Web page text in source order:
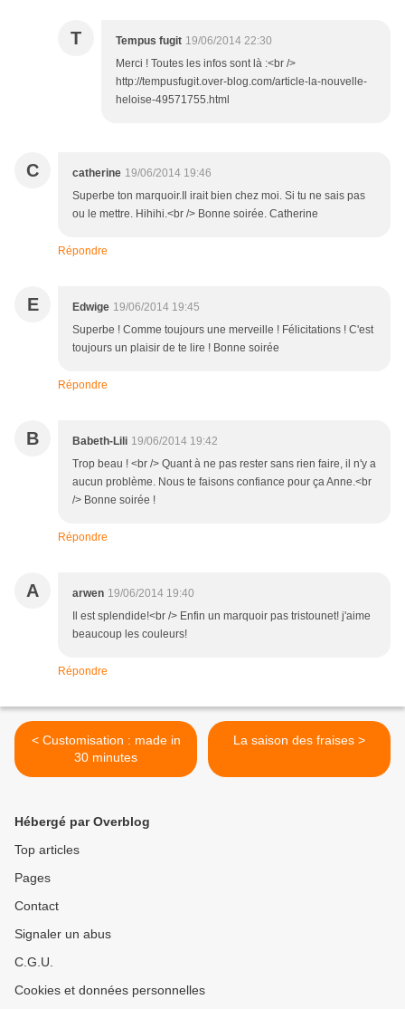
T Tempus fugit 19/06/2014 22:30
Merci ! Toutes les infos sont là :<br />
http://tempusfugit.over-blog.com/article-la-nouvelle-
heloise-49571755.html
C catherine 19/06/2014 19:46
Superbe ton marquoir.Il irait bien chez moi. Si tu ne sais pas
ou le mettre. Hihihi.<br /> Bonne soirée. Catherine
Répondre
E Edwige 19/06/2014 19:45
Superbe ! Comme toujours une merveille ! Félicitations ! C'est
toujours un plaisir de te lire ! Bonne soirée
Répondre
B Babeth-Lili 19/06/2014 19:42
Trop beau ! <br /> Quant à ne pas rester sans rien faire, il n'y a
aucun problème. Nous te faisons confiance pour ça Anne.<br
/> Bonne soirée !
Répondre
A arwen 19/06/2014 19:40
Il est splendide!<br /> Enfin un marquoir pas tristounet! j'aime
beaucoup les couleurs!
Répondre
< Customisation : made in
30 minutes
La saison des fraises >
Hébergé par Overblog
Top articles
Pages
Contact
Signaler un abus
C.G.U.
Cookies et données personnelles